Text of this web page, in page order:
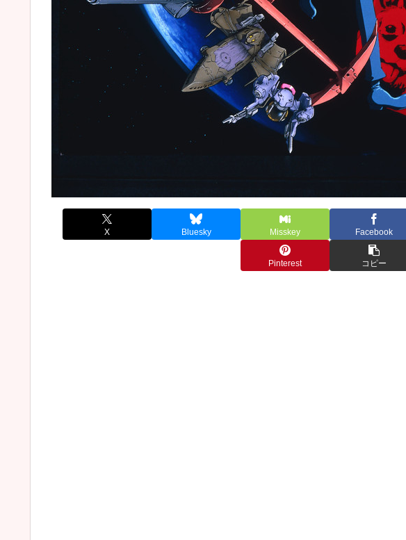
X Bluesky Misskey Facebook
Pinterest コピー